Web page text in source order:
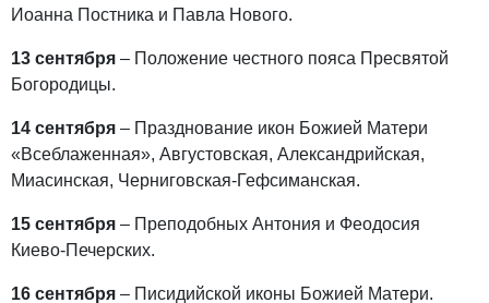
Иоанна Постника и Павла Нового.
13 сентября – Положение честного пояса Пресвятой
Богородицы.
14 сентября – Празднование икон Божией Матери
«Всеблаженная», Августовская, Александрийская,
Миасинская, Черниговская-Гефсиманская.
15 сентября – Преподобных Антония и Феодосия
Киево-Печерских.
16 сентября – Писидийской иконы Божией Матери.